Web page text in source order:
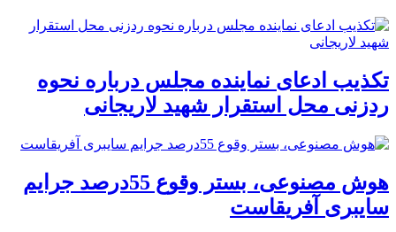
تکذیب ادعای نماینده مجلس درباره نحوه
ردزنی محل استقرار شهید لاریجانی
هوش مصنوعی، بستر وقوع 55درصد جرایم
سایبری آفریقاست